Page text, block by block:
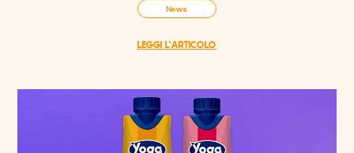
News
LEGGI L'ARTICOLO